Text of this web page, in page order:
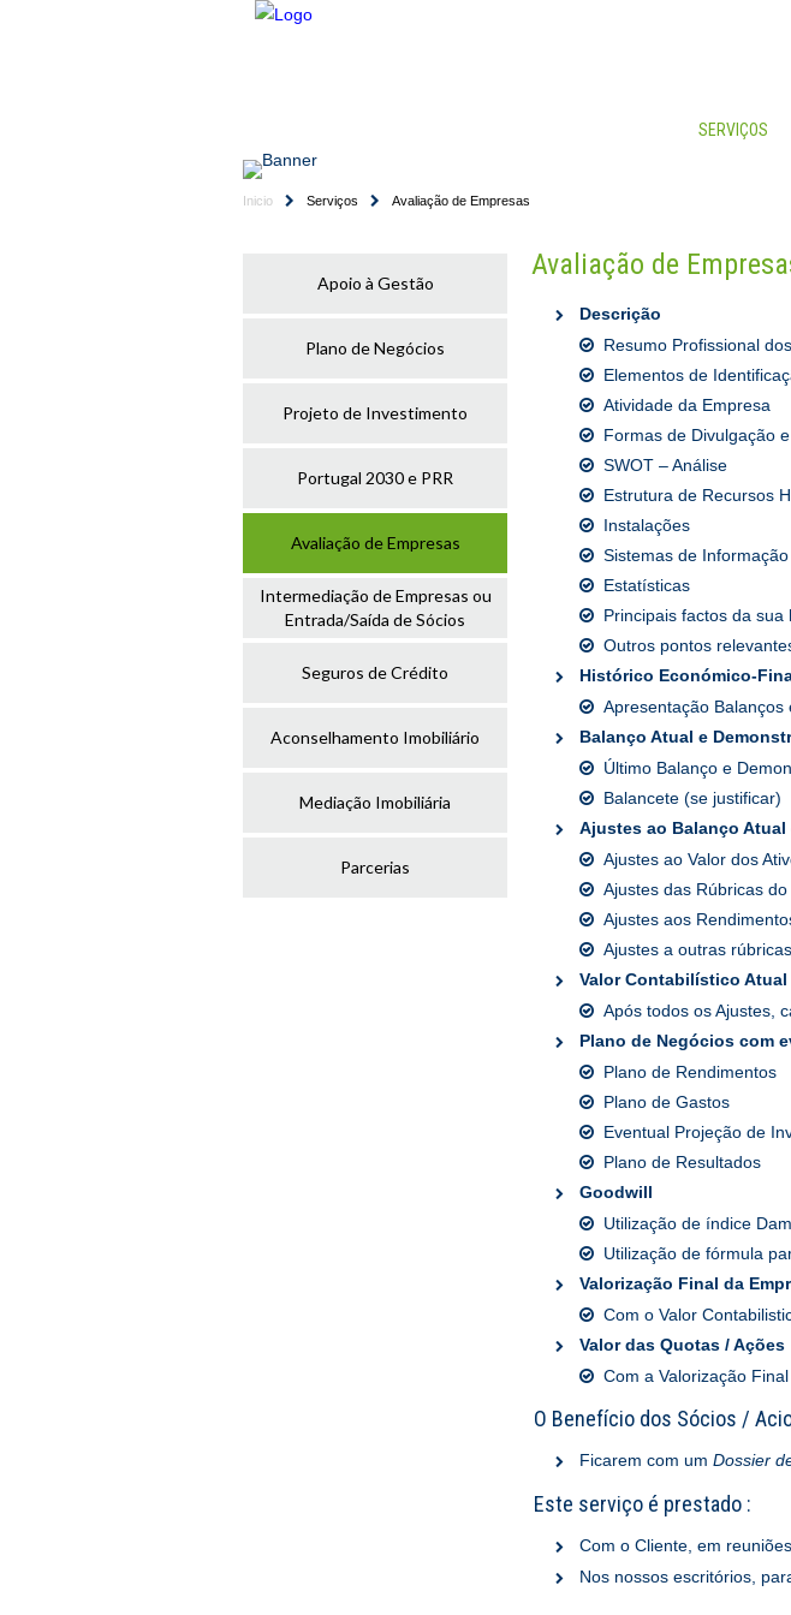
SERVIÇOS
Inicio Serviços Avaliação de Empresas
Apoio à Gestão
Plano de Negócios
Projeto de Investimento
Portugal 2030 e PRR
Avaliação de Empresas
Intermediação de Empresas ou
Entrada/Saída de Sócios
Seguros de Crédito
Aconselhamento Imobiliário
Mediação Imobiliária
Parcerias
Avaliação de
Descrição
Resumo Profissional
Elementos de
Atividade da Empresa
Formas de Divulgação
SWOT – Análise
Estrutura de Recursos
Instalações
Sistemas de Informação
Estatísticas
Principais factos da sua
Outros pontos
Histórico Económico-
Apresentação
Balanço Atual e
Último Balanço e
Balancete (se justificar)
Ajustes ao Balanço
Ajustes ao Valor dos
Ajustes das Rúbricas
Ajustes aos
Ajustes a outras rúbricas
Valor Contabilístico Atual
Após todos os Ajustes,
Plano de Negócios com
Plano de Rendimentos
Plano de Gastos
Eventual Projeção de
Plano de Resultados
Goodwill
Utilização de índice
Utilização de fórmula
Valorização Final da
Com o Valor
Valor das Quotas / Ações
Com a Valorização
O Benefício dos Sócios /
Ficarem com um Dossier
Este serviço é prestado :
Com o Cliente, em
Nos nossos escritórios,